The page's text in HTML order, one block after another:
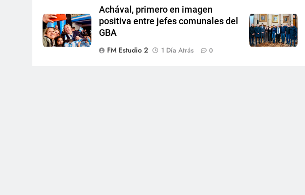
Achával, primero en imagen
positiva entre jefes comunales del
GBA
FM Estudio 2
1 Día Atrás 0